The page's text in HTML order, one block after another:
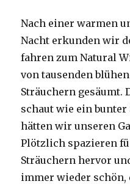
Nach einer warmen
Nacht erkunden wir
fahren zum Natural
von tausenden
Sträuchern gesäumt.
schaut wie ein bunter
hätten wir unseren
Plötzlich spazieren
Sträuchern hervor
immer wieder schön,